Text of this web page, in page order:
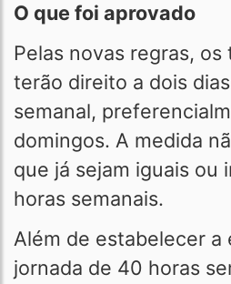
O que foi aprovado
Pelas novas regras,
terão direito a dois
semanal,
domingos. A medida
que já sejam iguais ou
horas semanais.
Além de estabelecer a
jornada de 40 horas